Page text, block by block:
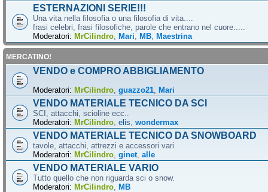
ESTERNAZIONI SERIE!!!
Una vita nella filosofia o una filosofia di vita....
frasi celebri, frasi filosofiche, parole che entrano nel cuore.....
Moderatori: MrCilindro Mari MB Maestrina
MERCATINO!
VENDO e COMPRO ABBIGLIAMENTO
Moderatori: MrCilindro guazzo21 Mari
VENDO MATERIALE TECNICO DA SCI
SCI, attacchi, scioline ecc..
Moderatori: MrCilindro elis wondermax
VENDO MATERIALE TECNICO DA SNOWBOARD
tavole, attacchi, attrezzi e accessori vari
Moderatori: MrCilindro ginet alle
VENDO MATERIALE VARIO
Tutto quello che non riguarda sci o snow.
Moderatori: MrCilindro MB